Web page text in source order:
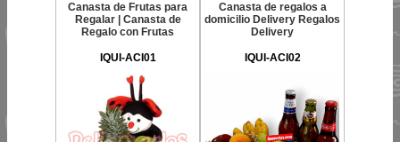
Canasta de Frutas para
Regalar | Canasta de
Regalo con Frutas
IQUI-ACI01
Canasta de regalos a
domicilio Delivery Regalos
Delivery
IQUI-ACI02